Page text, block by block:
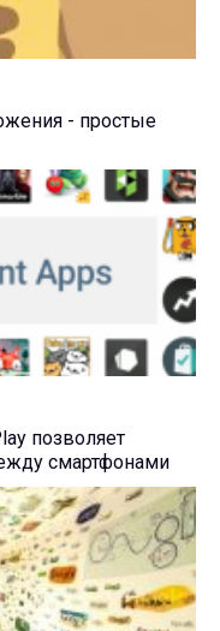
- простые
позволяет
смартфонами